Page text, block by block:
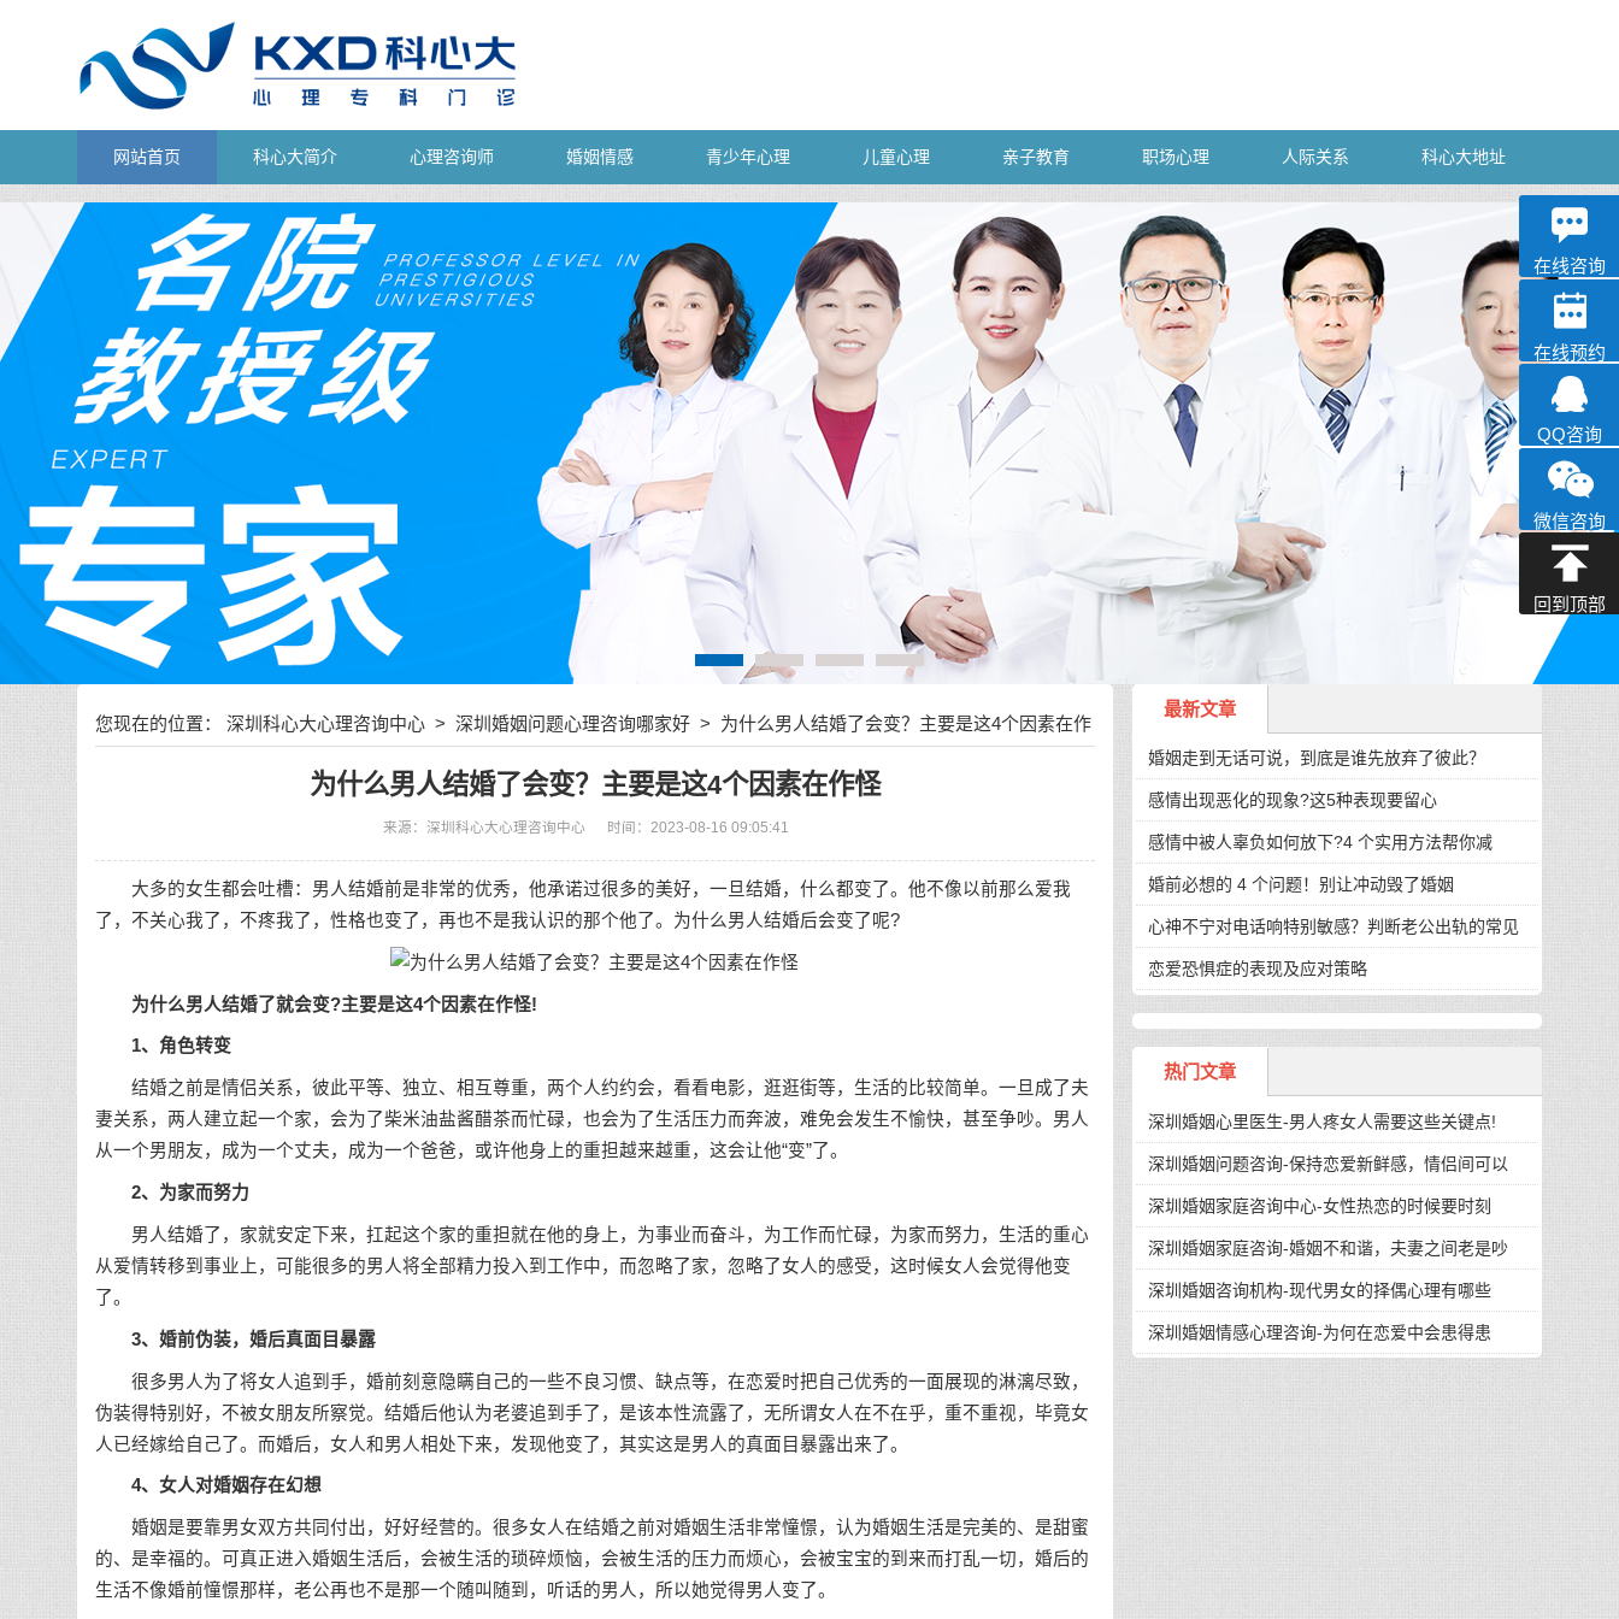
网站首页 科心大简介 心理咨询师 婚姻情感 青少年心理 儿童心理 亲子教育 职场心理 人际关系 科心大地址
您现在的位置： 深圳科心大心理咨询中心 > 深圳婚姻问题心理咨询哪家好 > 为什么男人结婚了会变？主要是这4个因素在作
为什么男人结婚了会变？主要是这4个因素在作怪
来源：深圳科心大心理咨询中心 时间：2023-08-16 09:05:41
大多的女生都会吐槽：男人结婚前是非常的优秀，他承诺过很多的美好，一旦结婚，什么都变了。他不像以前那么爱我
了，不关心我了，不疼我了，性格也变了，再也不是我认识的那个他了。为什么男人结婚后会变了呢?
为什么男人结婚了就会变?主要是这4个因素在作怪!
1、角色转变
结婚之前是情侣关系，彼此平等、独立、相互尊重，两个人约约会，看看电影，逛逛街等，生活的比较简单。一旦成了夫
妻关系，两人建立起一个家，会为了柴米油盐酱醋茶而忙碌，也会为了生活压力而奔波，难免会发生不愉快，甚至争吵。男人
从一个男朋友，成为一个丈夫，成为一个爸爸，或许他身上的重担越来越重，这会让他“变”了。
2、为家而努力
男人结婚了，家就安定下来，扛起这个家的重担就在他的身上，为事业而奋斗，为工作而忙碌，为家而努力，生活的重心
从爱情转移到事业上，可能很多的男人将全部精力投入到工作中，而忽略了家，忽略了女人的感受，这时候女人会觉得他变
了。
3、婚前伪装，婚后真面目暴露
很多男人为了将女人追到手，婚前刻意隐瞒自己的一些不良习惯、缺点等，在恋爱时把自己优秀的一面展现的淋漓尽致，
伪装得特别好，不被女朋友所察觉。结婚后他认为老婆追到手了，是该本性流露了，无所谓女人在不在乎，重不重视，毕竟女
人已经嫁给自己了。而婚后，女人和男人相处下来，发现他变了，其实这是男人的真面目暴露出来了。
4、女人对婚姻存在幻想
婚姻是要靠男女双方共同付出，好好经营的。很多女人在结婚之前对婚姻生活非常憧憬，认为婚姻生活是完美的、是甜蜜
的、是幸福的。可真正进入婚姻生活后，会被生活的琐碎烦恼，会被生活的压力而烦心，会被宝宝的到来而打乱一切，婚后的
生活不像婚前憧憬那样，老公再也不是那一个随叫随到，听话的男人，所以她觉得男人变了。
最新文章
婚姻走到无话可说，到底是谁先放弃了彼此？
感情出现恶化的现象?这5种表现要留心
感情中被人辜负如何放下?4 个实用方法帮你减
婚前必想的 4 个问题！别让冲动毁了婚姻
心神不宁对电话响特别敏感？判断老公出轨的常见
恋爱恐惧症的表现及应对策略
热门文章
深圳婚姻心里医生-男人疼女人需要这些关键点!
深圳婚姻问题咨询-保持恋爱新鲜感，情侣间可以
深圳婚姻家庭咨询中心-女性热恋的时候要时刻
深圳婚姻家庭咨询-婚姻不和谐，夫妻之间老是吵
深圳婚姻咨询机构-现代男女的择偶心理有哪些
深圳婚姻情感心理咨询-为何在恋爱中会患得患
深科
心理咨询
在线咨询
在线预约
QQ咨询
微信咨询
回到顶部